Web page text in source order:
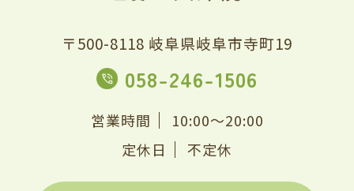
〒500-8118 岐阜県岐阜市寺町19
058-246-1506
営業時間
10:00～20:00
定休日
不定休